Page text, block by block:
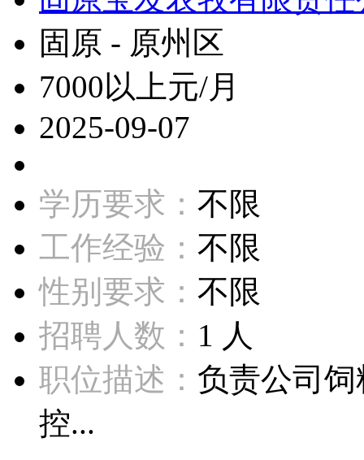
固原 - 原州区
7000以上元/月
2025-09-07
学历要求： 不限
工作经验： 不限
性别要求： 不限
招聘人数： 1 人
职位描述： 负责公司
控...